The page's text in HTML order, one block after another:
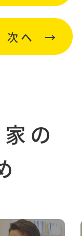
次へ
の